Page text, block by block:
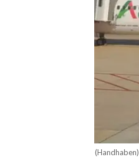
(Handhaben)